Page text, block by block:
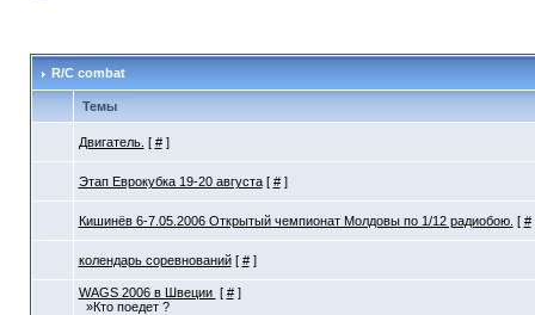
R/C combat
Темы
Двигатель. [ #]
Этап Еврокубка 19-20 августа[ #]
Кишинёв 6-7.05.2006 Открытый чемпионат Молдовы по 1/12 радиобою. [ #
колендарь соревнований[ #]
WAGS 2006 в Швеции [ #]
»Кто поедет ?